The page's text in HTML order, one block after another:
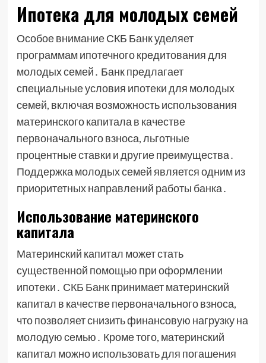
Ипотека для молодых семей
Особое внимание СКБ Банк уделяет
программам ипотечного кредитования для
молодых семей․ Банк предлагает
специальные условия ипотеки для молодых
семей, включая возможность использования
материнского капитала в качестве
первоначального взноса, льготные
процентные ставки и другие преимущества․
Поддержка молодых семей является одним из
приоритетных направлений работы банка․
Использование материнского
капитала
Материнский капитал может стать
существенной помощью при оформлении
ипотеки․ СКБ Банк принимает материнский
капитал в качестве первоначального взноса,
что позволяет снизить финансовую нагрузку на
молодую семью․ Кроме того, материнский
капитал можно использовать для погашения